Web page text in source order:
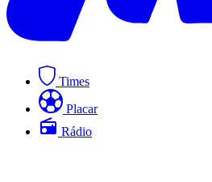
Times
Placar
Rádio